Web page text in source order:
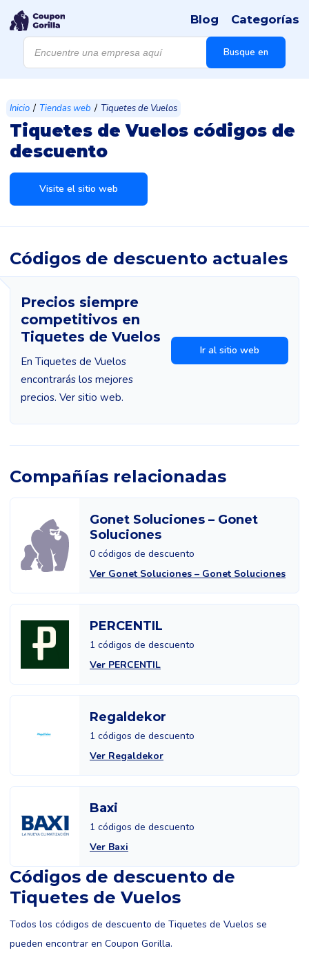
Búsqueda
productos
Busque en
Blog Categorías
Inicio / Tiendas web / Tiquetes de Vuelos
Tiquetes de Vuelos códigos de
descuento
Visite el sitio web
Códigos de descuento actuales
Precios siempre
competitivos en
Tiquetes de Vuelos
En Tiquetes de Vuelos
encontrarás los mejores
precios. Ver sitio web.
Ir al sitio web
Compañías relacionadas
Gonet Soluciones – Gonet
Soluciones
0 códigos de descuento
Ver Gonet Soluciones – Gonet Soluciones
PERCENTIL
1 códigos de descuento
Ver PERCENTIL
Regaldekor
1 códigos de descuento
Ver Regaldekor
Baxi
1 códigos de descuento
Ver Baxi
Códigos de descuento de
Tiquetes de Vuelos
Todos los códigos de descuento de Tiquetes de Vuelos se
pueden encontrar en Coupon Gorilla.